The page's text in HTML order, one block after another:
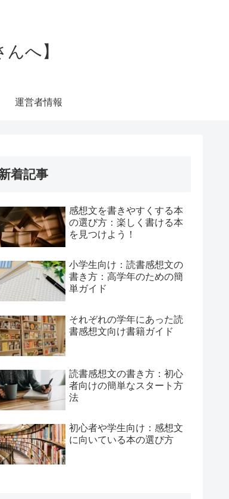
へ】
運営者情報
着記事
感想文を書きやすくする本
の選び方：楽しく書ける本
を見つけよう！
小学生向け：読書感想文の
書き方：高学年のための簡
単ガイド
それぞれの学年にあった読
書感想文向け書籍ガイド
読書感想文の書き方：初心
者向けの簡単なスタート方
法
初心者や学生向け：感想文
に向いている本の選び方